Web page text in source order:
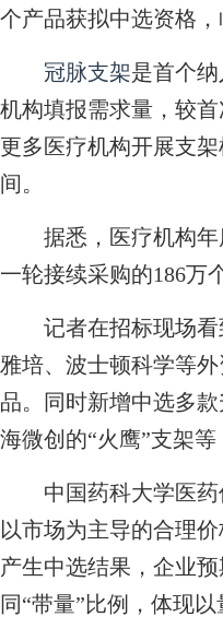
个产品获拟中选资格
冠脉支架是首个
机构填报需求量，较
更多医疗机构开展支
间。
据悉，医疗机构年度
一轮接续采购的186万
记者在招标现场看
雅培、波士顿科学等
品。同时新增中选多
海微创的“火鹰”支架
中国药科大学医药
以市场为主导的合理
产生中选结果，企业
同“带量”比例，体现